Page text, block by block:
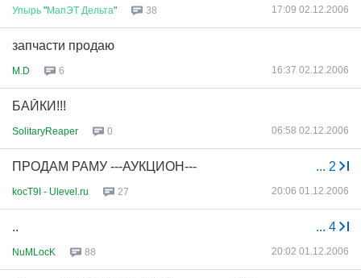
Упырь "МапЭТ Дельта" 38 17:09 02.12.2006
запчасти продаю
M.D 6 16:37 02.12.2006
БАЙКИ!!!
SolitaryReaper 0 06:58 02.12.2006
... 2
ПРОДАМ РАМУ ---АУКЦИОН---
kocT9I - Ulevel.ru 27 20:06 01.12.2006
... 4
..
NuMLocK 88 20:02 01.12.2006